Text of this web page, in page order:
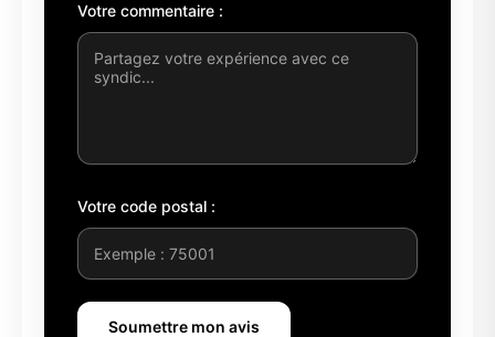
Votre commentaire :
Votre code postal :
Soumettre mon avis